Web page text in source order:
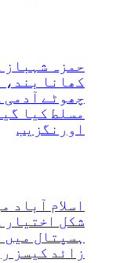
حمزہ شہباز
کھانا بند،
چھوٹے آدمی
مسلط کیا
اورنگزیب
اسلام آباد
شکل اختیار
ہسپتال
زائد کیسز